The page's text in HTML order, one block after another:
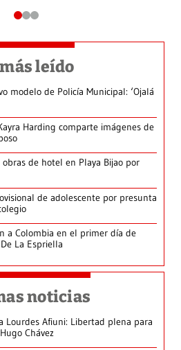
leído
modelo de Policía Municipal: ‘Ojalá
Harding comparte imágenes de
de hotel en Playa Bijao por
de adolescente por presunta
a Colombia en el primer día de
La Espriella
noticias
Lourdes Afiuni: Libertad plena para
Chávez